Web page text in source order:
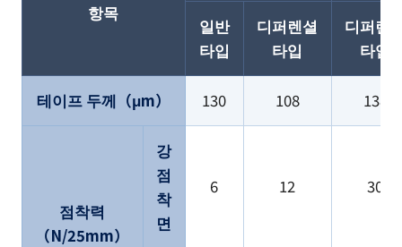
항목
일반
타입
디퍼렌셜
타입
디퍼렌
타입
테이프 두께（μm） 130 108 138
점착력
（N/25mm）
강
점
착
면
6 12 30